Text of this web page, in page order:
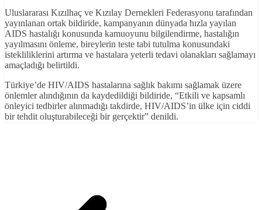
Uluslararası Kızılhaç ve Kızılay Dernekleri Federasyonu tarafından
yayınlanan ortak bildiride, kampanyanın dünyada hızla yayılan
AIDS hastalığı konusunda kamuoyunu bilgilendirme, hastalığın
yayılmasını önleme, bireylerin teste tabi tutulma konusundaki
istekliliklerini artırma ve hastalara yeterli tedavi olanakları sağlamayı
amaçladığı belirtildi.
Türkiye’de HIV/AIDS hastalarına sağlık bakımı sağlamak üzere
önlemler alındığının da kaydedildiği bildiride, “Etkili ve kapsamlı
önleyici tedbirler alınmadığı takdirde, HIV/AIDS’in ülke için ciddi
bir tehdit oluşturabileceği bir gerçektir” denildi.